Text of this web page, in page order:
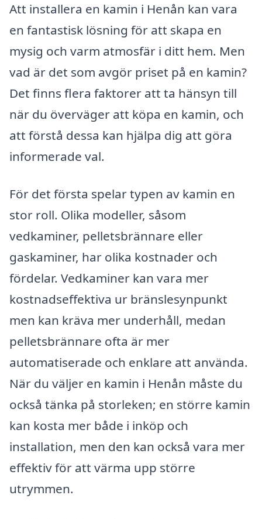
Att installera en kamin i Henån kan vara
en fantastisk lösning för att skapa en
mysig och varm atmosfär i ditt hem. Men
vad är det som avgör priset på en kamin?
Det finns flera faktorer att ta hänsyn till
när du överväger att köpa en kamin, och
att förstå dessa kan hjälpa dig att göra
informerade val.
För det första spelar typen av kamin en
stor roll. Olika modeller, såsom
vedkaminer, pelletsbrännare eller
gaskaminer, har olika kostnader och
fördelar. Vedkaminer kan vara mer
kostnadseffektiva ur bränslesynpunkt
men kan kräva mer underhåll, medan
pelletsbrännare ofta är mer
automatiserade och enklare att använda.
När du väljer en kamin i Henån måste du
också tänka på storleken; en större kamin
kan kosta mer både i inköp och
installation, men den kan också vara mer
effektiv för att värma upp större
utrymmen.